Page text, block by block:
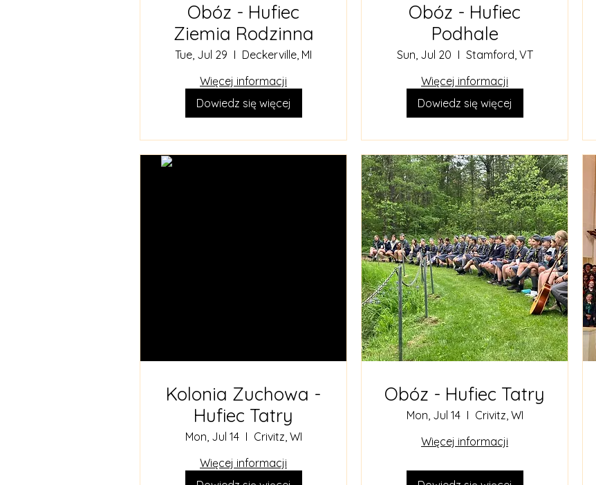
Obóz - Hufiec
Ziemia Rodzinna
Tue, Jul 29
Deckerville, MI
Więcej informacji
Dowiedz się więcej
Obóz - Hufiec
Podhale
Sun, Jul 20
Stamford, VT
Więcej informacji
Dowiedz się więcej
Kolonia Zuchowa -
Hufiec Tatry
Mon, Jul 14
Crivitz, WI
Więcej informacji
Obóz - Hufiec Tatry
Mon, Jul 14
Crivitz, WI
Więcej informacji